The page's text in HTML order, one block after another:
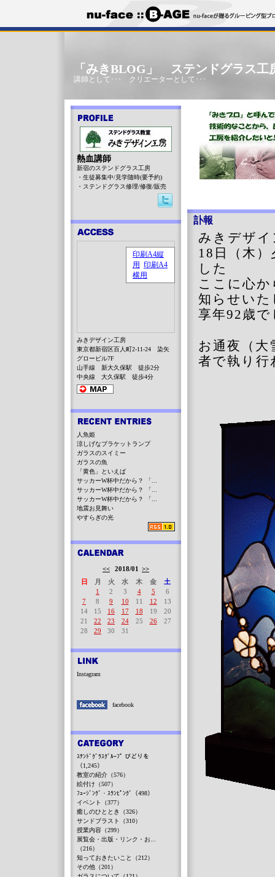
「みきBLOG」 ステンドグラス工
講師として･･･ クリエーターとして･･･
訃報
みきデザ
18 日（木
した
ここに心
知らせい
享年92 歳
お通夜（
者で執り
熱血講師
新宿のステンドグラス工房
・生徒募集中/見学随時(要予約)
・ステンドグラス修理/修復/販売
みきデザイン工房
東京都新宿区百人町2-11-24 染矢
グロービル7F
山手線 新大久保駅 徒歩2分
中央線 大久保駅 徒歩4分
人魚姫
涼しげなブラケットランプ
ガラスのスイミー
ガラスの魚
「黄色」といえば
サッカーW杯中だから？ 「...
サッカーW杯中だから？ 「...
サッカーW杯中だから？ 「...
地震お見舞い
やすらぎの光
<< 2018/01 >>
日
月 火 水 木 金
土
1
2 3 4 5
6
7
8 9 10 11 12
13
14
15 16 17 18 19
20
21
22 23 24 25 26
27
28
29 30 31
Instagram
facebook
ｽﾃﾝﾄﾞｸﾞﾗｽｸﾞﾙｰﾌﾟ びどりを
（1,245）
教室の紹介（576）
絵付け（507）
ﾌｭｰｼﾞﾝｸﾞ・ｽﾗﾝﾋﾟﾝｸﾞ（498）
イベント（377）
癒しのひととき（326）
サンドブラスト（310）
授業内容（299）
展覧会・出版・リンク・お...
（216）
知っておきたいこと（212）
その他（201）